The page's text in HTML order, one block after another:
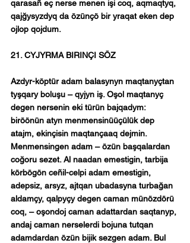
qarasañ eç nerse menen işi coq, aqmaqtyq,
qajğysyzdyq da özünçö bir yraqat eken dep
ojlop qojdum.
21. CYJYRMA BIRINÇI SÖZ
Azdyr-köptür adam balasynyn maqtanyçtan
tyşqary boluşu – qyjyn iş. Oşol maqtanyç
degen nersenin eki türün bajqadym:
biröönün atyn menmensinüüçülük dep
atajm, ekinçisin maqtançaaq dejmin.
Menmensingen adam – özün başqalardan
coğoru sezet. Al naadan emestigin, tarbija
körbögön ceñil-celpi adam emestigin,
adepsiz, arsyz, ajtqan ubadasyna turbağan
aldamçy, qalpyçy degen caman münözdörü
coq, – oşondoj caman adattardan saqtanyp,
andaj caman nerselerdi bojuna tutqan
adamdardan özün bijik sezgen adam. Bul